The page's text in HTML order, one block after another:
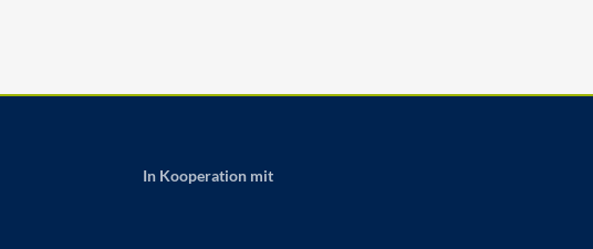
In Kooperation mit